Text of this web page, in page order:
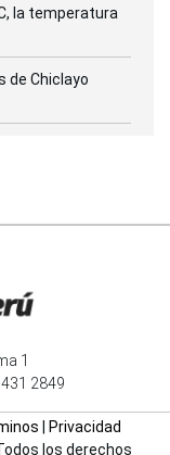
la temperatura
de Chiclayo
1
2849
Privacidad
los derechos